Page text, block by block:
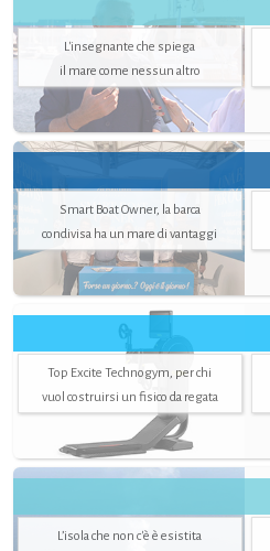
L'insegnante che spiega
il mare come nessun altro
Smart Boat Owner, la barca
condivisa ha un mare di vantaggi
Top Excite Technogym, per chi
vuol costruirsi un fisico da regata
L’isola che non c'è è esistita